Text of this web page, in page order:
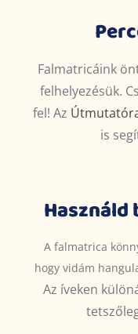
Falmatricáink
felhelyezésük.
fel! Az
is
A falmatrica
hogy vidám
Az íveken